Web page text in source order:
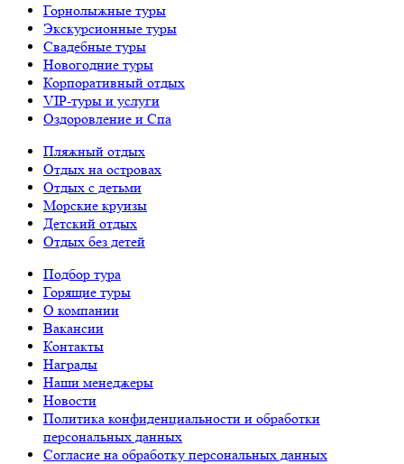
Горнолыжные туры
Экскурсионные туры
Свадебные туры
Новогодние туры
Корпоративный отдых
VIP-туры и услуги
Оздоровление и Спа
Пляжный отдых
Отдых на островах
Отдых с детьми
Морские круизы
Детский отдых
Отдых без детей
Подбор тура
Горящие туры
О компании
Вакансии
Контакты
Награды
Наши менеджеры
Новости
Политика конфиденциальности и обработки
персональных данных
Согласие на обработку персональных данных